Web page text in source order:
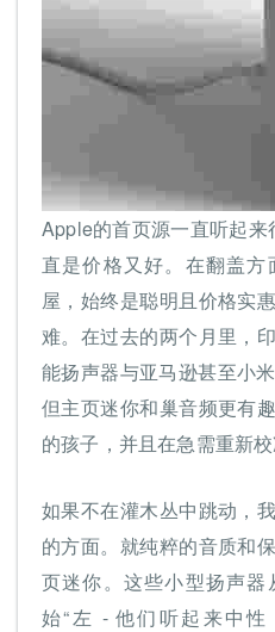
Apple的首页源一直听起
直是价格又好。在翻盖
屋，始终是聪明且价格实
难。在过去的两个月里，
能扬声器与亚马逊甚至小
但主页迷你和巢音频更有
的孩子，并且在急需重新校
如果不在灌木丛中跳动，
的方面。就纯粹的音质和
页迷你。这些小型扬声
始“左 - 他们听起来中